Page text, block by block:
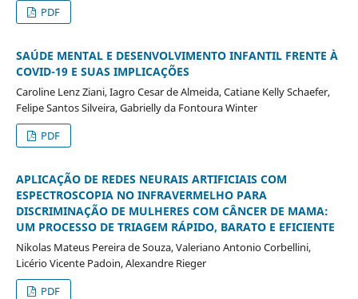
PDF
SAÚDE MENTAL E DESENVOLVIMENTO INFANTIL FRENTE À
COVID-19 E SUAS IMPLICAÇÕES
Caroline Lenz Ziani, Iagro Cesar de Almeida, Catiane Kelly Schaefer,
Felipe Santos Silveira, Gabrielly da Fontoura Winter
PDF
APLICAÇÃO DE REDES NEURAIS ARTIFICIAIS COM
ESPECTROSCOPIA NO INFRAVERMELHO PARA
DISCRIMINAÇÃO DE MULHERES COM CÂNCER DE MAMA:
UM PROCESSO DE TRIAGEM RÁPIDO, BARATO E EFICIENTE
Nikolas Mateus Pereira de Souza, Valeriano Antonio Corbellini,
Licério Vicente Padoin, Alexandre Rieger
PDF